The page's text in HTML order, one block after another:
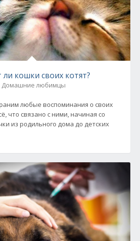
кошки своих котят?
Домашние любимцы
любые воспоминания о своих
что связано с ними, начиная со
из родильного дома до детских